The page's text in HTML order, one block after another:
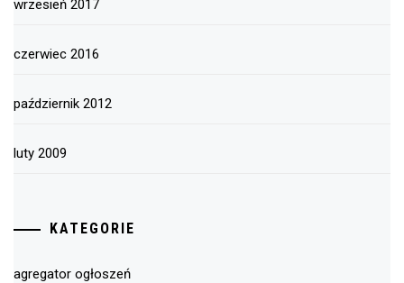
wrzesień 2017
czerwiec 2016
październik 2012
luty 2009
KATEGORIE
agregator ogłoszeń